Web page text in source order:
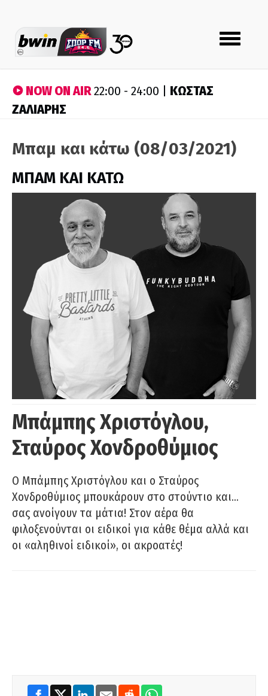
Toggle
navigation
NOW ON AIR22:00 - 24:00 | ΚΩΣΤΑΣ
ΖΑΛΙΑΡΗΣ
Μπαμ και κάτω (08/03/2021)
ΜΠΑΜ ΚΑΙ ΚΑΤΩ
Μπάμπης Χριστόγλου,
Σταύρος Χονδροθύμιος
O Μπάμπης Χριστόγλου και ο Σταύρος
Χονδροθύμιος μπουκάρουν στο στούντιο και…
σας ανοίγουν τα μάτια! Στον αέρα θα
φιλοξενούνται οι ειδικοί για κάθε θέμα αλλά και
οι «αληθινοί ειδικοί», οι ακροατές!